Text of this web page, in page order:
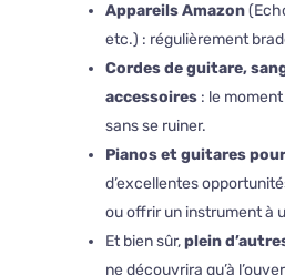
Appareils Amazon
etc.) : régulièrement
Cordes de guitare,
accessoires: le moment
sans se ruiner.
Pianos et guitares
d’excellentes
ou offrir un instrument à
Et bien sûr,plein
ne découvrira qu’à